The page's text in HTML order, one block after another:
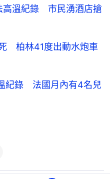
高溫紀錄 市民湧酒店搶
柏林41度出動水炮車
紀錄 法國月內有4名兒